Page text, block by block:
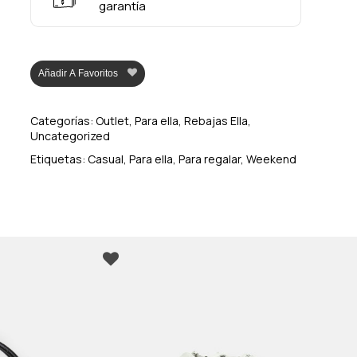
garantía
Añadir A Favoritos
Categorías: Outlet, Para ella, Rebajas Ella,
Uncategorized
Etiquetas: Casual, Para ella, Para regalar, Weekend